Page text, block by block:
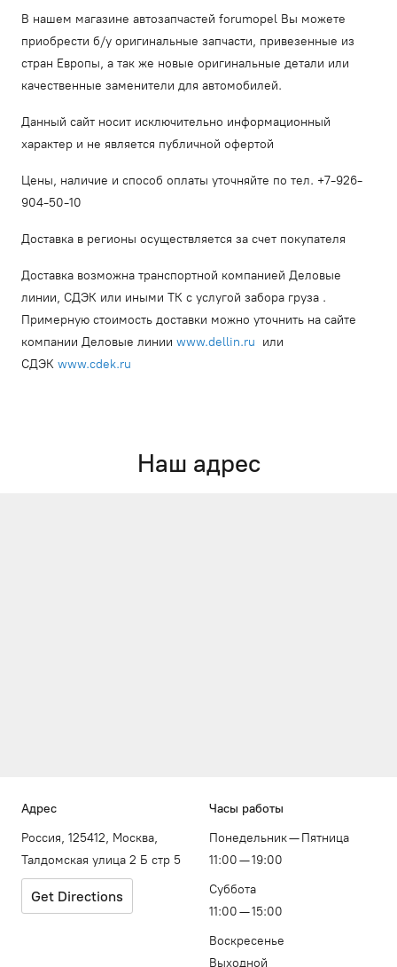
В нашем магазине автозапчастей forumopel Вы можете
приобрести б/у оригинальные запчасти, привезенные из
стран Европы, а так же новые оригинальные детали или
качественные заменители для автомобилей.
Данный сайт носит исключительно информационный
характер и не является публичной офертой
Цены, наличие и способ оплаты уточняйте по тел. +7-926-
904-50-10
Доставка в регионы осуществляется за счет покупателя
Доставка возможна транспортной компанией Деловые
линии, СДЭК или иными ТК с услугой забора груза .
Примерную стоимость доставки можно уточнить на сайте
компании Деловые линии www.dellin.ru или
СДЭК www.cdek.ru
Наш адрес
Адрес
Россия, 125412, Москва,
Талдомская улица 2 Б стр 5
Get Directions
Часы работы
Понедельник — Пятница
11:00 — 19:00
Суббота
11:00 — 15:00
Воскресенье
Выходной